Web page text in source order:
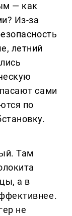
— как
Из-за
летний
сами
по
Там
а в
не